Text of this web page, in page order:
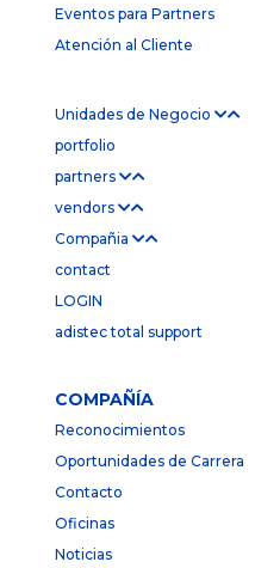
Eventos para Partners
Atención al Cliente
Unidades de Negocio
portfolio
partners
vendors
Compañia
contact
LOGIN
adistec total support
COMPAÑÍA
Reconocimientos
Oportunidades de Carrera
Contacto
Oficinas
Noticias